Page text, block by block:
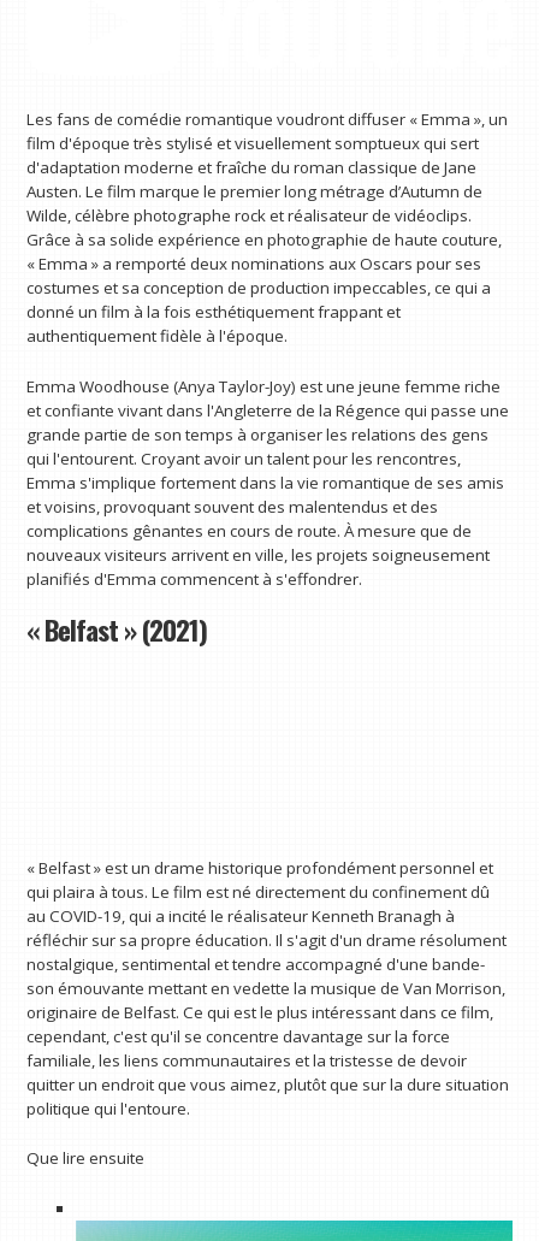
Les fans de comédie romantique voudront diffuser « Emma », un
film d'époque très stylisé et visuellement somptueux qui sert
d'adaptation moderne et fraîche du roman classique de Jane
Austen. Le film marque le premier long métrage d’Autumn de
Wilde, célèbre photographe rock et réalisateur de vidéoclips.
Grâce à sa solide expérience en photographie de haute couture,
« Emma » a remporté deux nominations aux Oscars pour ses
costumes et sa conception de production impeccables, ce qui a
donné un film à la fois esthétiquement frappant et
authentiquement fidèle à l'époque.
Emma Woodhouse (Anya Taylor-Joy) est une jeune femme riche
et confiante vivant dans l'Angleterre de la Régence qui passe une
grande partie de son temps à organiser les relations des gens
qui l'entourent. Croyant avoir un talent pour les rencontres,
Emma s'implique fortement dans la vie romantique de ses amis
et voisins, provoquant souvent des malentendus et des
complications gênantes en cours de route. À mesure que de
nouveaux visiteurs arrivent en ville, les projets soigneusement
planifiés d'Emma commencent à s'effondrer.
« Belfast » (2021)
« Belfast » est un drame historique profondément personnel et
qui plaira à tous. Le film est né directement du confinement dû
au COVID-19, qui a incité le réalisateur Kenneth Branagh à
réfléchir sur sa propre éducation. Il s'agit d'un drame résolument
nostalgique, sentimental et tendre accompagné d'une bande-
son émouvante mettant en vedette la musique de Van Morrison,
originaire de Belfast. Ce qui est le plus intéressant dans ce film,
cependant, c'est qu'il se concentre davantage sur la force
familiale, les liens communautaires et la tristesse de devoir
quitter un endroit que vous aimez, plutôt que sur la dure situation
politique qui l'entoure.
Que lire ensuite